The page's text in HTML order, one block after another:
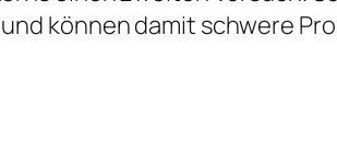
können damit schwere